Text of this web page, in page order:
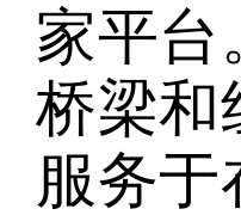
家平台
桥梁和
服务